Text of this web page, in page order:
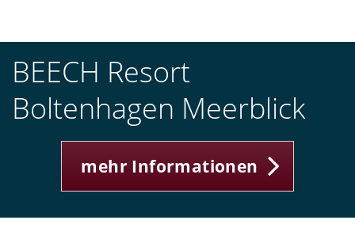
BEECH Resort
Boltenhagen Meerblick
mehr Informationen